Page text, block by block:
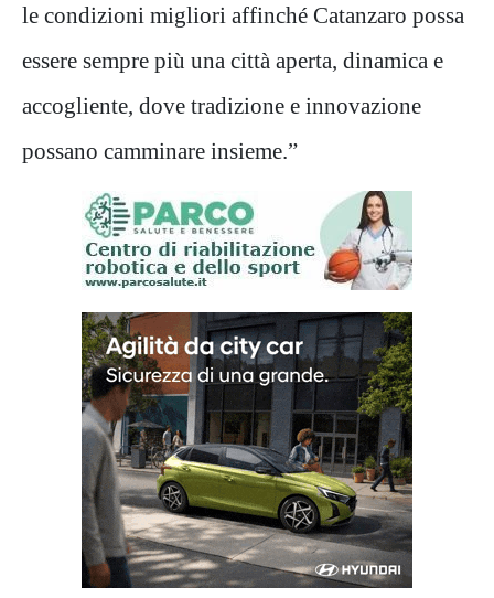
le condizioni migliori affinché Catanzaro possa
essere sempre più una città aperta, dinamica e
accogliente, dove tradizione e innovazione
possano camminare insieme.”